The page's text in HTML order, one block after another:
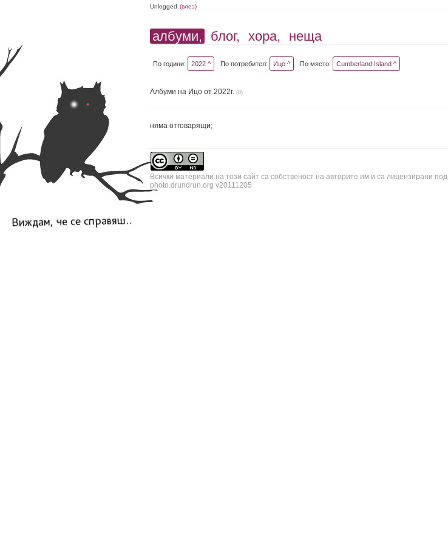
Unlogged (влез)
албуми, блог, хора, неща
По години: 2022 ^ По потребител: Ицо ^ По място: Cumberland Island ^
Албуми на Ицо от 2022г. (0)
няма отговарящи;
Всички материали на този сайт са собственост на авторите им и са лицензирани под
photo.drundrun.org v20111205